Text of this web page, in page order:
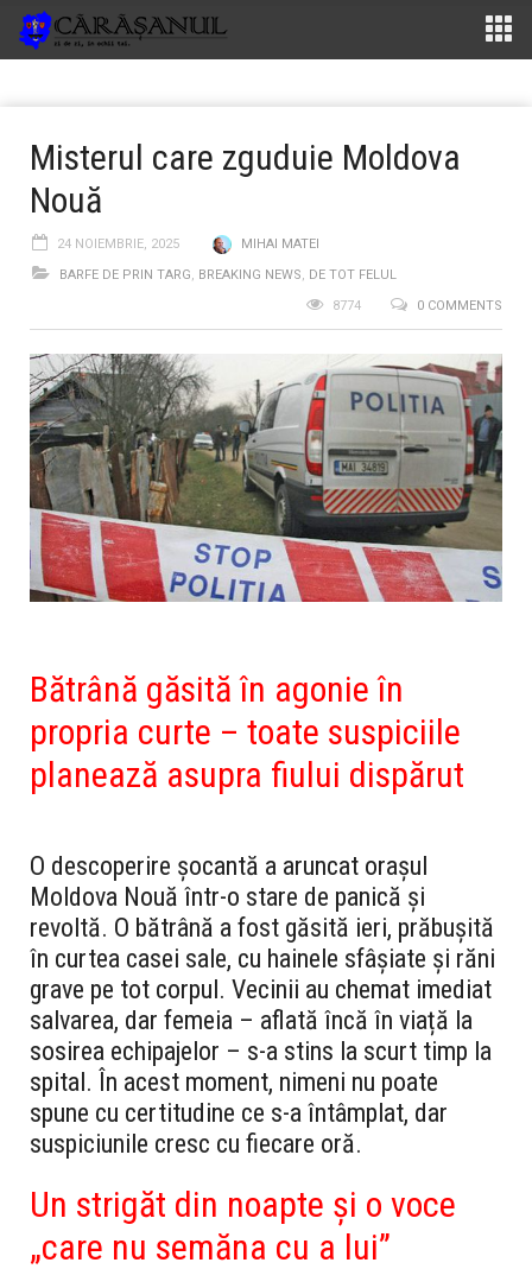
Misterul care zguduie Moldova
Nouă
24 NOIEMBRIE, 2025
MIHAI MATEI
BARFE DE PRIN TARG, BREAKING NEWS, DE TOT FELUL
0 COMMENTS
8774
Bătrână găsită în agonie în
propria curte – toate suspiciile
planează asupra fiului dispărut
O descoperire șocantă a aruncat orașul
Moldova Nouă într-o stare de panică și
revoltă. O bătrână a fost găsită ieri, prăbușită
în curtea casei sale, cu hainele sfâșiate și răni
grave pe tot corpul. Vecinii au chemat imediat
salvarea, dar femeia – aflată încă în viață la
sosirea echipajelor – s-a stins la scurt timp la
spital. În acest moment, nimeni nu poate
spune cu certitudine ce s-a întâmplat, dar
suspiciunile cresc cu fiecare oră.
Un strigăt din noapte și o voce
„care nu semăna cu a lui”